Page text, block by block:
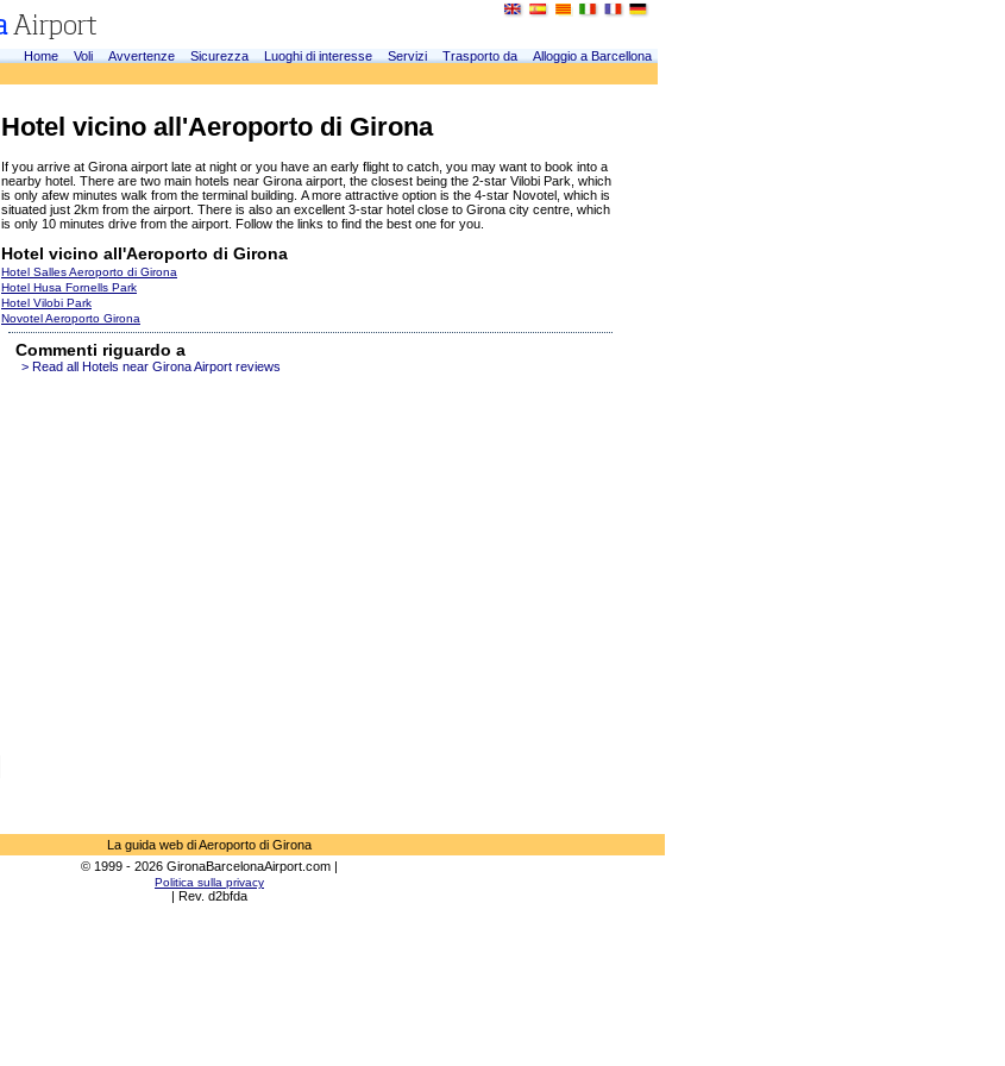
Home Voli Avvertenze Sicurezza Luoghi di interesse Servizi Trasporto da
Alloggio a Barcellona
Hotel vicino all'Aeroporto di Girona
If you arrive at Girona airport late at night or you have an early flight to catch, you may want to book into a
nearby hotel. There are two main hotels near Girona airport, the closest being the 2-star Vilobi Park, which
is only afew minutes walk from the terminal building. A more attractive option is the 4-star Novotel, which is
situated just 2km from the airport. There is also an excellent 3-star hotel close to Girona city centre, which
is only 10 minutes drive from the airport. Follow the links to find the best one for you.
Hotel vicino all'Aeroporto di Girona
Hotel Salles Aeroporto di Girona
Hotel Husa Fornells Park
Hotel Vilobi Park
Novotel Aeroporto Girona
Commenti riguardo a
> Read all Hotels near Girona Airport reviews
La guida web di Aeroporto di Girona
© 1999 - 2026 GironaBarcelonaAirport.com |
Politica sulla privacy
| Rev. d2bfda